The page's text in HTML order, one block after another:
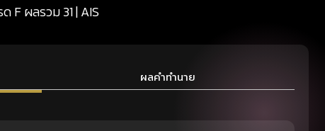
ด F ผลรวม 31 | AIS
ผลคำทำนาย